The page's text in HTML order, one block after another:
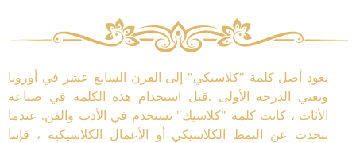
يعود أصل كلمة "كلاسيكي" إلى القرن السابع عشر في أوروبا
وتعني الدرجة الأولى .قبل استخدام هذه الكلمة في صناعة
الأثاث ، كانت كلمة "كلاسيك" تستخدم في الأدب والفن. عندما
نتحدث عن النمط الكلاسيكي أو الأعمال الكلاسيكية ، فإننا